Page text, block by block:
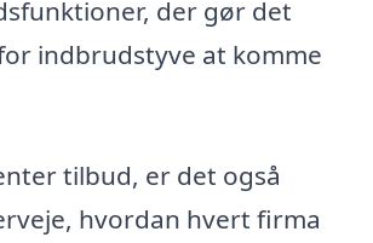
der gør det
indbrudstyve at komme
tilbud, er det også
hvordan hvert firma